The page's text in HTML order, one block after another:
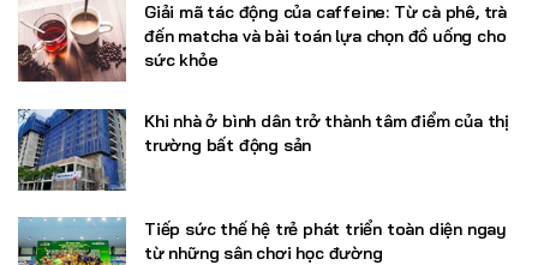
Giải mã tác động của caffeine: Từ cà phê, trà
đến matcha và bài toán lựa chọn đồ uống cho
sức khỏe
Khi nhà ở bình dân trở thành tâm điểm của thị
trường bất động sản
Tiếp sức thế hệ trẻ phát triển toàn diện ngay
từ những sân chơi học đường